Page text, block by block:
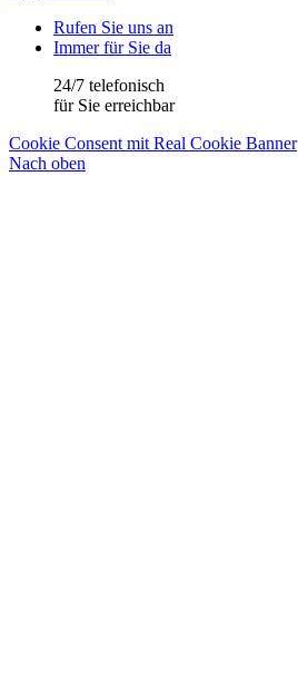
Rufen Sie uns an
Immer für Sie da
24/7 telefonisch
für Sie erreichbar
Cookie Consent mit Real Cookie Banner
Nach oben